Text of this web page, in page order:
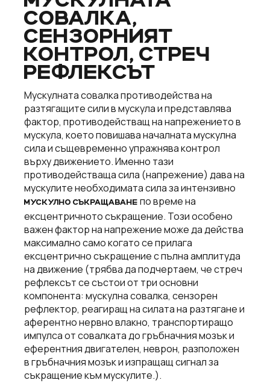
СОВАЛКА,
СЕНЗОРНИЯТ
КОНТРОЛ, СТРЕЧ
РЕФЛЕКСЪТ
Мускулната совалка противодейства на
разтягащите сили в мускула и представлява
фактор, противодействащ на напрежението в
мускула, което повишава началната мускулна
сила и същевременно упражнява контрол
върху движението. Именно тази
противодействаща сила (напрежение) дава на
мускулите необходимата сила за интензивно
МУСКУЛНО СЪКРАЩАВАНЕ по време на
ексцентричното съкращение. Този особено
важен фактор на напрежение може да действа
максимално само когато се прилага
ексцентрично съкращение с пълна амплитуда
на движение (трябва да подчертаем, че стреч
рефлексът се състои от три основни
компонента: мускулна совалка, сензорен
рефлектор, реагиращ на силата на разтягане и
аферентно нервно влакно, транспортиращо
импулса от совалката до гръбначния мозък и
еферентния двигателен, неврон, разположен
в гръбначния мозък и изпращащ сигнал за
съкращение към мускулите.).